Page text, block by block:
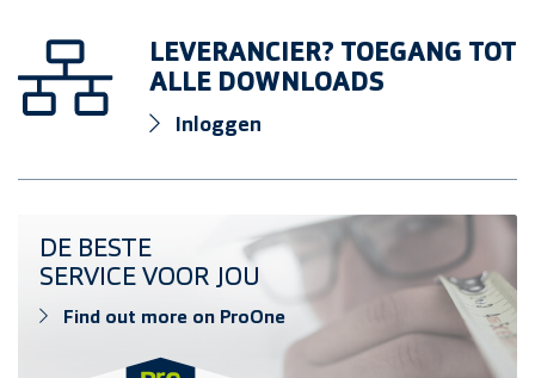
LEVERANCIER? TOEGANG TOT
ALLE DOWNLOADS
Inloggen
Find out more on ProOne
DE BESTE
SERVICE VOOR JOU
Find out more on ProOne